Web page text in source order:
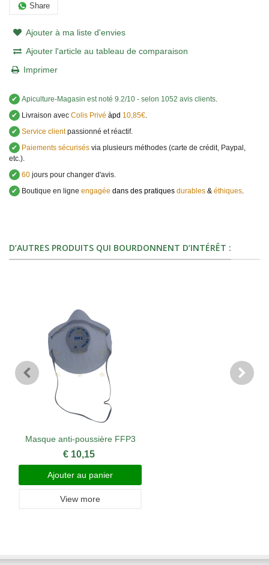
Share
Ajouter à ma liste d'envies
Ajouter l'article au tableau de comparaison
Imprimer
✔ Apiculture-Magasin est noté 9.2/10 - selon 1052 avis clients.
✔
Livraison avec Colis Privé àpd 10,85€.
✔ Service clientpassionné et réactif.
✔
Paiements sécurisés via plusieurs méthodes (carte de crédit, Paypal,
etc.).
✔ 60 jours pour changer d'avis.
✔
Boutique en ligne engagée dans des pratiques durables & éthiques.
D’AUTRES PRODUITS QUI BOURDONNENT D’INTÉRÊT :
Masque anti-poussière FFP3
€ 10,15
Ajouter au panier
View more